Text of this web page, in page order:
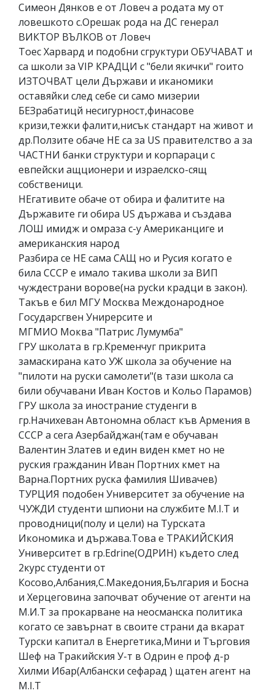
Симеон Дянков е от Ловеч а родата му от
ловешкото с.Орешак рода на ДС генерал
ВИКТОР ВЪЛКОВ от Ловеч
Тоес Харвард и подобни сгруктури ОБУЧАВАТ и
са школи за VIP КРАДЦИ с "бели якички" гоито
ИЗТОЧВАТ цели Държави и иканомики
оставяйки след себе си само мизерии
БЕЗрабатицй несигурност,финасове
кризи,тежки фалити,нисък стандарт на живот и
др.Ползите обаче НЕ са за US правителство а за
ЧАСТНИ банки структури и корпараци с
евпейски ащционери и израелско-сящ
собственици.
НЕгативите обаче от обира и фалитите на
Държавите ги обира US държава и създава
ЛОШ имидж и омраза с-у Американциге и
америкaнския народ
Разбира се НЕ сама САЩ но и Русия когато е
била СССР е имало такива школи за ВИП
чуждестрани ворове(на русkи крадци в закон).
Такъв е бил МГУ Москва Междонародное
Государсгвен Унирерсите и
МГМИО Моква "Патрис Лумумба"
ГРУ школата в гр.Кременчуг прикрита
замаскирана като УЖ школа за обучение на
"пилоти на руски самолети"(в тази школа са
били обучавани Иван Кoстов и Кольо Парамов)
ГРУ школа за инострание студенги в
гр.Начихеван Автономна област къв Армения в
СССР а сега Азербайджан(там е обучаван
Валентин Златев и един виден кмет но не
руския гражданин Иван Портних кмет на
Варна.Портних руска фамилия Шивачев)
ТУРЦИЯ подобен Университет за обучение на
ЧУЖДИ студенти шпиони на службите М.I.T и
проводници(полу и цели) на Турската
Икономика и държава.Това е ТРАКИЙСКИЯ
Университет в гр.Edrine(ОДРИН) където след
2курс студенти от
Косово,Албания,С.Македония,България и Босна
и Херцеговина започват обучение от агенти на
М.И.Т за прокарване на неосманска политика
когато се завърнат в своите страни да вкарат
Турски капитал в Енергетика,Мини и Търговия
Шеф на Тракийския У-т в Одрин е проф д-р
Хилми Ибар(Албански сефарад ) щатен агент на
M.I.T